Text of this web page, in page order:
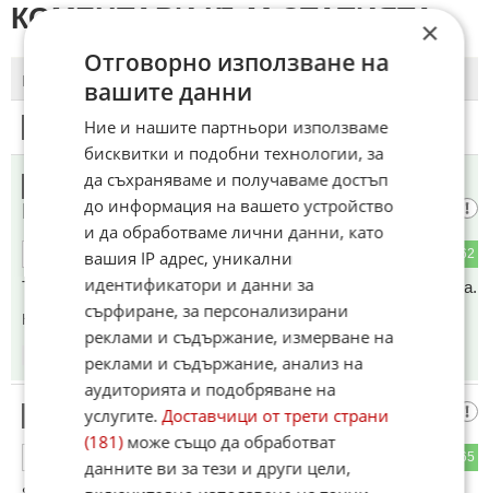
КОМЕНТАРИ КЪМ СТАТИЯТА
ПОСЛЕДНИ
Този коментар е премахнат от модератор.
ЗАМИРИСАЛО Е НА БРИТАНСКО
КАФЯВО
262
ОТГОВОР
Трябвало е пиратите да се опитат да се качат на фрегатата.
Коментиран от#88
К.О.Т.а.р.А.К 🐱
65
×
Отговорно използване на
вашите данни
Ние и нашите партньори използваме
бисквитки и подобни технологии, за
да съхраняваме и получаваме достъп
до информация на вашето устройство
и да обработваме лични данни, като
вашия IP адрес, уникални
идентификатори и данни за
сърфиране, за персонализирани
реклами и съдържание, измерване на
реклами и съдържание, анализ на
аудиторията и подобряване на
услугите.Доставчици от трети страни
(181)може също да обработват
данните ви за тези и други цели,